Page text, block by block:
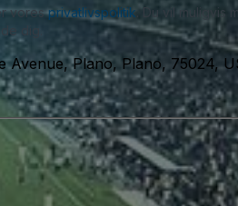
voresprivatlivspolitik . Du vil
dig.
Avenue, Plano, Plano, 75024,